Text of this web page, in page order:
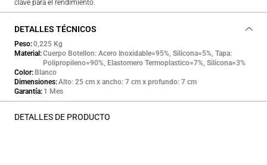
clave para el rendimiento.
DETALLES TÉCNICOS
Peso 0,225 Kg
Material Cuerpo Botellon: Acero Inoxidable=95%, Silicona=5%, Tapa:
Polipropileno=90%, Elastomero Termoplastico=7%, Silicona=3%
Color Blanco
Dimensiones Alto: 25 cm x ancho: 7 cm x profundo: 7 cm
Garantía 1 Mes
DETALLES DE PRODUCTO